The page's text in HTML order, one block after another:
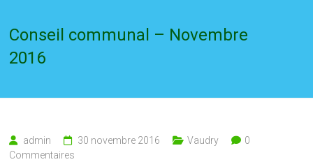
Conseil communal – Novembre
2016
admin 30 novembre 2016 Vaudry
0
Commentaires